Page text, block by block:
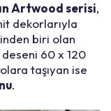
Artwood serisi,
dekorlarıyla
biri olan
deseni 60 x 120
taşıyan ise
.